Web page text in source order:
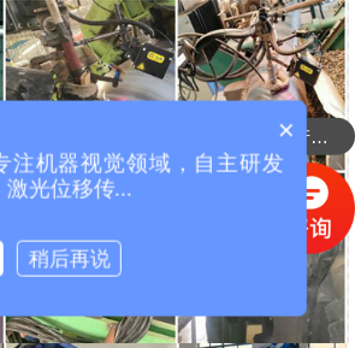
可以介绍下你们的产品么？
×
注机器视觉领域，自主研发
光位移传...
稍后再说